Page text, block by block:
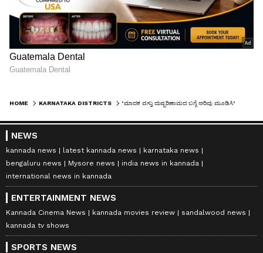
HOME KARNATAKA DISTRICTS ‘ಮಾದಕ ವಸ್ತು ದುಷ್ಪರಿಣಾಮದ ಬಗ್ಗೆ ಅರಿವು ಮೂಡಿಸಿ’
NEWS
kannada news latest kannada news
karnataka news
bengaluru news
Mysore news
india news in kannada
international news in kannada
ENTERTAINMENT NEWS
Kannada Cinema News kannada movies review
sandalwood news
kannada tv shows
SPORTS NEWS